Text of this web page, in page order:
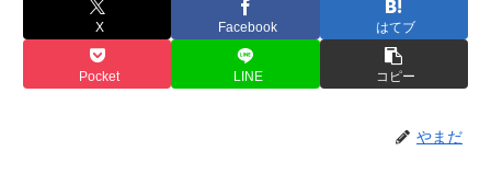
X Facebook はてブ
Pocket LINE コピー
やまだ